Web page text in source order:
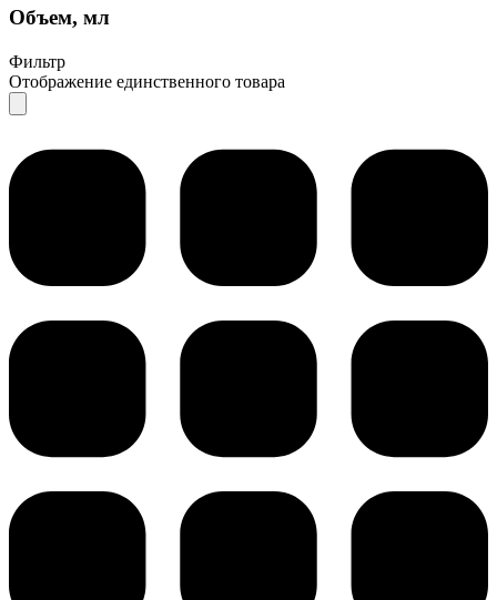
Объем, мл
Фильтр
Отображение единственного товара